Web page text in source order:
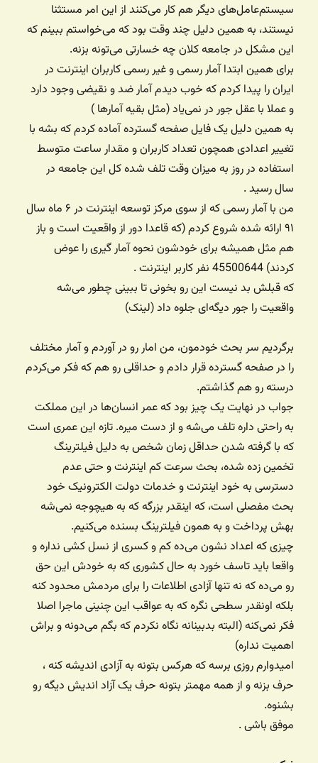
سیستم‌عامل‌های دیگر هم کار می‌کنند از این امر مستثنا
نیستند، به همین دلیل چند وقت بود که می‌خواستم ببینم که
این مشکل در جامعه کلان چه خسارتی می‌تونه بزنه.
برای همین ابتدا آمار رسمی و غیر رسمی کاربران اینترنت در
ایران را پیدا کردم که خوب دیدم آمار ضد و نقیضی وجود دارد
و عملا با عقل جور در نمی‌یاد (مثل بقیه آمارها )
به همین دلیل یک فایل صفحه گسترده آماده کردم که بشه با
تغییر اعدادی همچون تعداد کاربران و مقدار ساعت متوسط
استفاده در روز به میزان وقت تلف شده کل این جامعه در
سال رسید .
من با آمار رسمی که از سوی مرکز توسعه اینترنت در ۶ ماه سال
۹۱ ارائه شده شروع کردم (که قاعدا دور از واقعیت است و باز
هم مثل همیشه برای خودشون نحوه آمار گیری را عوض
کردند) 45500644 نفر کاربر اینترنت .
که قبلش بد نیست این رو بخونی تا ببینی چطور می‌شه
واقعیت را جور دیگه‌ای جلوه داد (لینک)
برگردیم سر بحث خودمون، من امار رو در آوردم و آمار مختلف
را در صفحه گسترده قرار دادم و حداقلی رو هم که فکر می‌کردم
درسته رو هم گذاشتم.
جواب در نهایت یک چیز بود که عمر انسان‌ها در این مملکت
به راحتی داره تلف می‌شه و از دست میره. تازه این عمری است
که با گرفته شدن حداقل زمان شخص به دلیل فیلترینگ
تخمین زده شده، بحث سرعت کم اینترنت و حتی عدم
دسترسی به خود اینترنت و خدمات دولت الکترونیک خود
بحث مفصلی است، که اینقدر بزرگه که به هیچوجه نمی‌شه
بهش پرداخت و به همون فیلترینگ بسنده می‌کنیم.
چیزی که اعداد نشون می‌ده کم و کسری از نسل کشی نداره و
واقعا باید تاسف خورد به حال کشوری که به خودش این حق
رو می‌ده که نه تنها آزادی اطلاعات را برای مردمش محدود کنه
بلکه اونقدر سطحی نگره که به عواقب این چنینی ماجرا اصلا
فکر نمی‌کنه (البته بدبینانه نگاه نکردم که بگم می‌دونه و براش
اهمیت نداره)
امیدوارم روزی برسه که هرکس بتونه به آزادی اندیشه کنه ،
حرف بزنه و از همه مهمتر بتونه حرف یک آزاد اندیش دیگه رو
بشنوه.
موفق باشی .